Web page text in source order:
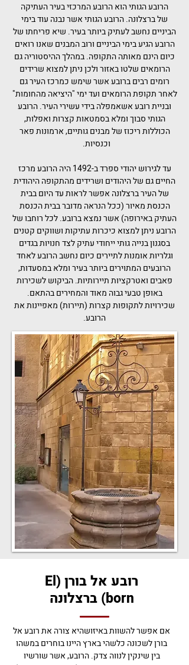
הרובע הגותי הוא הרובעהמרכזי בעיר העתיקה
שלברצלונה. הרובע הגותי אשר נבנה עוד בימי
הביניים נחשב לעתיק ביותר בעיר. שיא פריחתו של
הרובע הגיע בימי הביניים ורוב המבנים שאנו רואים
כיום הינם מאותה התקופה. במהלך ההיסטוריה גם
הרומאים שלטו באזור ולכן ניתן למצוא שרידים
רומים רבים ברובע אשר שימש כמרכז העיר גם
לאחר תקופת הרומאים ועד ימי "היציאה מהחומות"
ובניית רובע אשאמפלה בידי עשירי העיר. הרובע
הגותי סבוך ומלא בסמטאות קצרות ואפלות,
הכוללות ריכוז שלמבנים גותיים,ארמונותפאר
וכנסיות.
עד לגירוש יהודי ספרדב-1492היה הרובע מרכז
החיים גם של היהודים ושרידים מהתקופה היהודית
של העיר ברצלונה אפשר לראות עד היום בבית
הכנסת מאיור(ככל הנראה מדובר בבית הכנסת
העתיק באירופה) אשר נמצא ברובע. לכל רוחבו של
הרובע ניתן למצוא כיכרות עתיקות ושווקים קטנים
בסגנון בנייה גותי ייחודי עתיק לצד חנויות בגדים
וגלריות אומנות לתיירים כיום נחשב הרובע לאחד
הרובעים המתוירים ביותר בעיר ומלא במסעדות,
פאבים ואטרקציות תיירותיות. הביקוש לשכירות
באופן טבעי גבוה מאוד והמחירים בהתאם.
שכירויות לתקופות קצרות (תיירות) מאפיינות את
הרובע.
רובע אל בורן (El
born) ברצלונה
אם אפשר להשוות באיזושהיא צורה את רובע אל
בורן לשכונה כלשהי בארץ היינו בוחרים במשהו
בין שינקין לנווה צדק. הרובע, אשר שורשיו